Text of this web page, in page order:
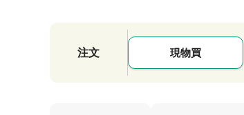
注文 現物買